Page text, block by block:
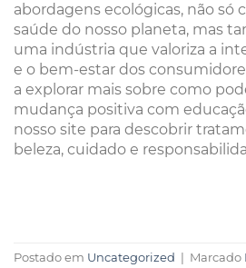
abordagens ecológicas, não só
saúde do nosso planeta, mas
uma indústria que valoriza a
e o bem-estar dos
a explorar mais sobre como
mudança positiva com
nosso site para descobrir
beleza, cuidado e
Postado em Uncategorized Marcado